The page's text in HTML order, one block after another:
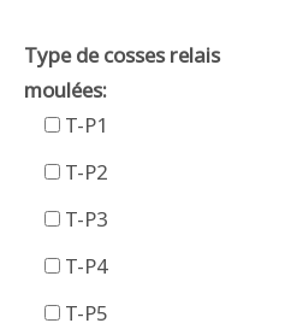
Type de cosses relais
moulées:
T-P1
T-P2
T-P3
T-P4
T-P5